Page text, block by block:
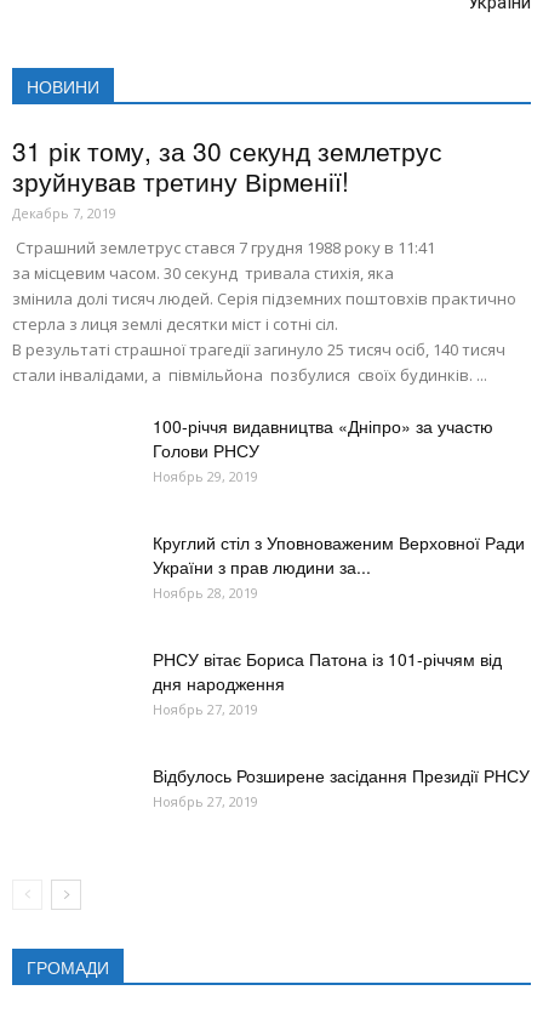
НОВИНИ
31 рік тому, за 30 секунд землетрус
зруйнував третину Вірменії!
Декабрь 7, 2019
Страшний землетрус стався 7 грудня 1988 року в 11:41
за місцевим часом. 30 cекунд тривала стихія, яка
змінила долі тисяч людей. Серія підземних поштовхів практично
стерла з лиця землі десятки міст і сотні сіл.
В результаті страшної трагедії загинуло 25 тисяч осіб, 140 тисяч
стали інвалідами, а півмільйона позбулися своїх будинків. ...
100-річчя видавництва «Дніпро» за участю
Голови РНСУ
Ноябрь 29, 2019
Круглий стіл з Уповноваженим Верховної Ради
України з прав людини за...
Ноябрь 28, 2019
РНСУ вітає Бориса Патона із 101-річчям від
дня народження
Ноябрь 27, 2019
Відбулось Розширене засідання Президії РНСУ
Ноябрь 27, 2019
ГРОМАДИ